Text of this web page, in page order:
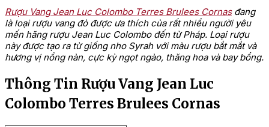
Rượu Vang Jean Luc Colombo Terres Brulees Cornasđang
là loại rượu vang đỏ được ưa thích của rất nhiều người yêu
mến hãng rượu Jean Luc Colombo đến từ Pháp. Loại rượu
này được tạo ra từ giống nho Syrah với màu rượu bắt mắt và
hương vị nồng nàn, cực kỳ ngọt ngào, thăng hoa và bay bổng.
Thông Tin Rượu Vang Jean Luc
Colombo Terres Brulees Cornas